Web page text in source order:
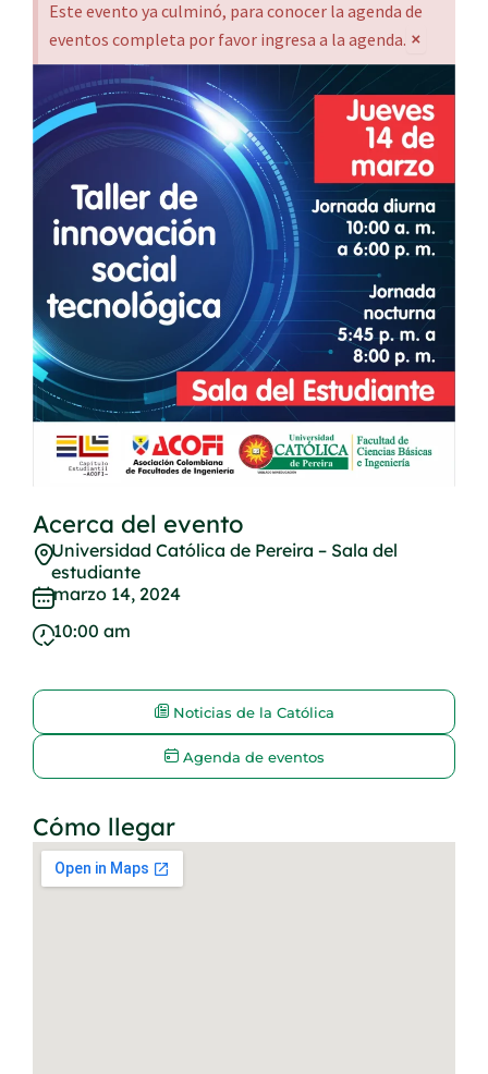
Este evento ya culminó, para conocer la agenda de
eventos completa por favor ingresa a la agenda. ×
Acerca del evento
Universidad Católica de Pereira – Sala del
estudiante
marzo 14, 2024
10:00 am
Noticias de la Católica
Agenda de eventos
Cómo llegar